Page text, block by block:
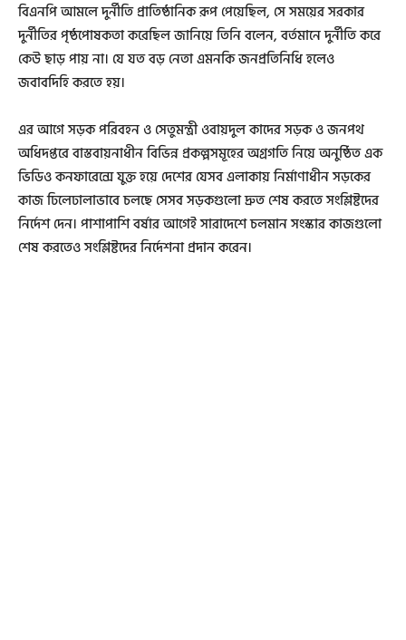
বিএনপি আমলে দুর্নীতি প্রাতিষ্ঠানিক রূপ পেয়েছিল, সে সময়ের সরকার
দুর্নীতির পৃষ্ঠপোষকতা করেছিল জানিয়ে তিনি বলেন, বর্তমানে দুর্নীতি করে
কেউ ছাড় পায় না। যে যত বড় নেতা এমনকি জনপ্রতিনিধি হলেও
জবাবদিহি করতে হয়।
এর আগে সড়ক পরিবহন ও সেতুমন্ত্রী ওবায়দুল কাদের সড়ক ও জনপথ
অধিদপ্তরে বাস্তবায়নাধীন বিভিন্ন প্রকল্পসমূহের অগ্রগতি নিয়ে অনুষ্ঠিত এক
ভিডিও কনফারেন্সে যুক্ত হয়ে দেশের যেসব এলাকায় নির্মাণাধীন সড়কের
কাজ ঢিলেঢালাভাবে চলছে সেসব সড়কগুলো দ্রুত শেষ করতে সংশ্লিষ্টদের
নির্দেশ দেন। পাশাপাশি বর্ষার আগেই সারাদেশে চলমান সংস্কার কাজগুলো
শেষ করতেও সংশ্লিষ্টদের নির্দেশনা প্রদান করেন।